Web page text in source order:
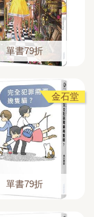
單書79折
金石堂
單書79折